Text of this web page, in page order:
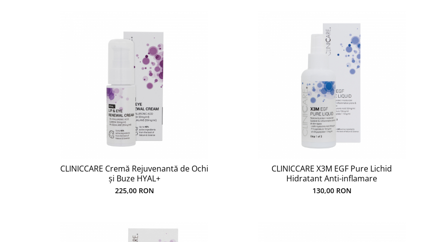
CLINICCARE Cremă Rejuvenantă de Ochi
și Buze HYAL+
225,00 RON
CLINICCARE X3M EGF Pure Lichid
Hidratant Anti-inflamare
130,00 RON